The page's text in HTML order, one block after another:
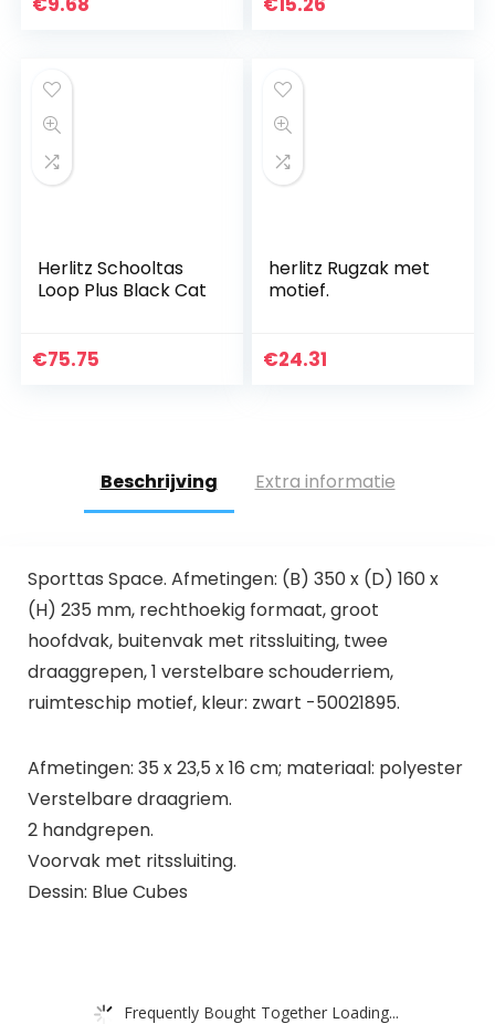
Herlitz Schooltas
Loop Plus Black Cat
€75.75
herlitz Rugzak met
motief.
€24.31
Beschrijving Extra informatie
Sporttas Space. Afmetingen: (B) 350 x (D) 160 x
(H) 235 mm, rechthoekig formaat, groot
hoofdvak, buitenvak met ritssluiting, twee
draaggrepen, 1 verstelbare schouderriem,
ruimteschip motief, kleur: zwart -50021895.
Afmetingen: 35 x 23,5 x 16 cm; materiaal: polyester
Verstelbare draagriem.
2 handgrepen.
Voorvak met ritssluiting.
Dessin: Blue Cubes
Frequently Bought Together Loading...